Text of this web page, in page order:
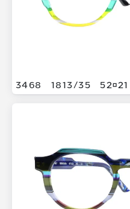
3468 1813/35 5221